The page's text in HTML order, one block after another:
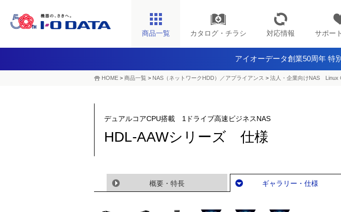
商品一覧 カタログ・チラシ 対応情報 サポー
アイオーデータ創業50周年 特
HOME > 商品一覧 > NAS（ネットワークHDD）／アプライアンス​ > 法人・企業向けNAS Linux
デュアルコアCPU搭載 1ドライブ高速ビジネスNAS
HDL-AAWシリーズ 仕様
概要・特長 ギャラリー・仕様